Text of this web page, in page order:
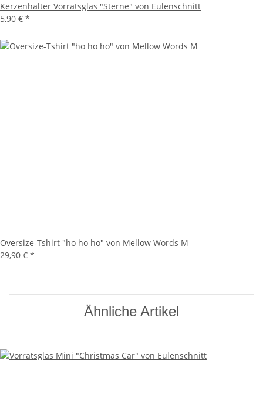
Kerzenhalter Vorratsglas "Sterne" von Eulenschnitt
5,90 € *
Oversize-Tshirt "ho ho ho" von Mellow Words M
29,90 € *
Ähnliche Artikel